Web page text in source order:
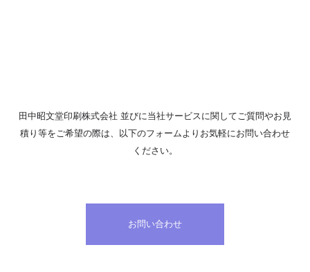
田中昭文堂印刷株式会社 並びに当社サービスに関して ご質問やお見
積り等をご希望の際は、
以下のフォームよりお気軽にお問い合わせ
ください。
お問い合わせ